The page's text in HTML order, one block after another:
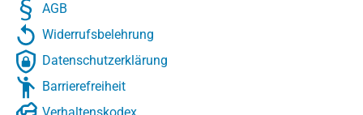
AGB
Widerrufsbelehrung
Datenschutzerklärung
Barrierefreiheit